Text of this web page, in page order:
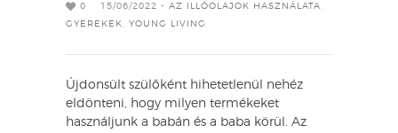
0 15/06/2022 - AZ ILLÓOLAJOK HASZNÁLATA
GYEREKEK
YOUNG LIVING
Újdonsült szülőként hihetetlenül nehéz
eldönteni, hogy milyen termékeket
használjunk a babán és a baba körül. Az